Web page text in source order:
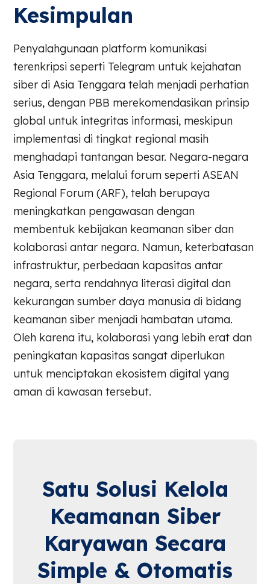
Kesimpulan
Penyalahgunaan platform komunikasi
terenkripsi seperti Telegram untuk kejahatan
siber di Asia Tenggara telah menjadi perhatian
serius, dengan PBB merekomendasikan prinsip
global untuk integritas informasi, meskipun
implementasi di tingkat regional masih
menghadapi tantangan besar. Negara-negara
Asia Tenggara, melalui forum seperti ASEAN
Regional Forum (ARF), telah berupaya
meningkatkan pengawasan dengan
membentuk kebijakan keamanan siber dan
kolaborasi antar negara. Namun, keterbatasan
infrastruktur, perbedaan kapasitas antar
negara, serta rendahnya literasi digital dan
kekurangan sumber daya manusia di bidang
keamanan siber menjadi hambatan utama.
Oleh karena itu, kolaborasi yang lebih erat dan
peningkatan kapasitas sangat diperlukan
untuk menciptakan ekosistem digital yang
aman di kawasan tersebut.
Satu Solusi Kelola
Keamanan Siber
Karyawan Secara
Simple & Otomatis